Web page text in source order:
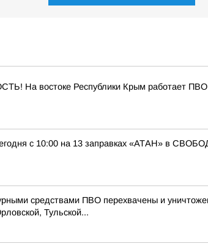
На востоке Республики Крым работает ПВО
с 10:00 на 13 заправках «АТАН» в
средствами ПВО перехвачены и
Тульской...